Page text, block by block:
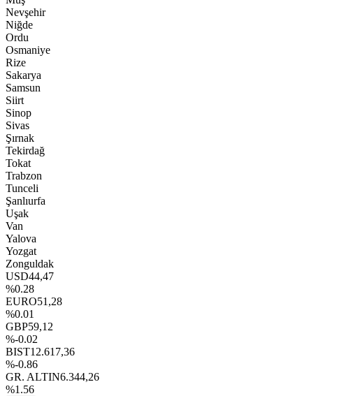
Nevşehir
Niğde
Ordu
Osmaniye
Rize
Sakarya
Samsun
Siirt
Sinop
Sivas
Şırnak
Tekirdağ
Tokat
Trabzon
Tunceli
Şanlıurfa
Uşak
Van
Yalova
Yozgat
Zonguldak
USD44,47
%0.28
EURO51,28
%0.01
GBP59,12
%-0.02
BIST12.617,36
%-0.86
GR. ALTIN6.344,26
%1.56